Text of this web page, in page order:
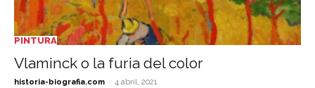
PINTURA
Vlaminck o la furia del color
historia-biografia.com - 4 abril, 2021